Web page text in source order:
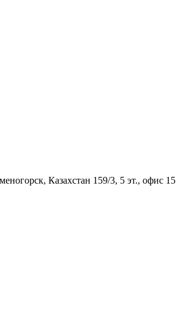
Казахстан 159/3, 5 эт., офис 15